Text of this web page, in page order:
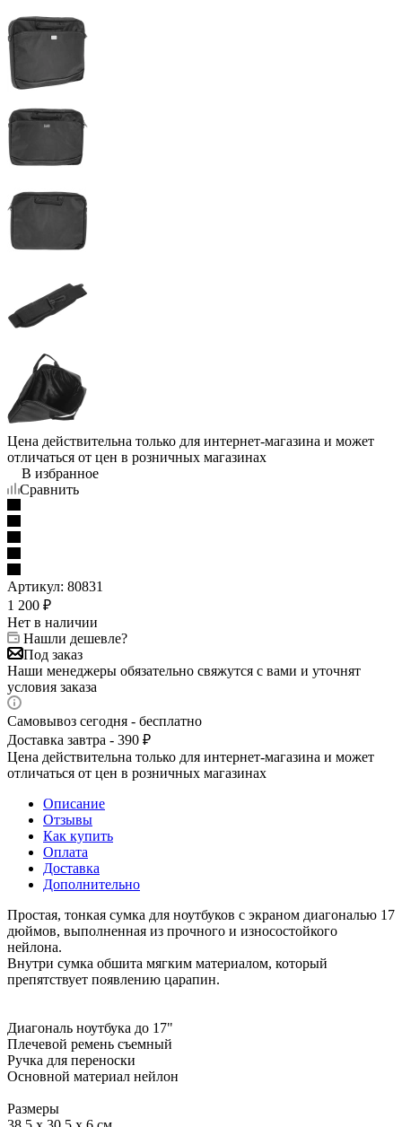
Цена действительна только для интернет-магазина и может
отличаться от цен в розничных магазинах
В избранное
Сравнить
Артикул: 80831
1 200 ₽
Нет в наличии
Нашли дешевле?
Под заказ
Наши менеджеры обязательно свяжутся с вами и уточнят
условия заказа
Самовывоз сегодня - бесплатно
Доставка завтра - 390 ₽
Цена действительна только для интернет-магазина и может
отличаться от цен в розничных магазинах
Описание
Отзывы
Как купить
Оплата
Доставка
Дополнительно
Простая, тонкая сумка для ноутбуков с экраном диагональю 17
дюймов, выполненная из прочного и износостойкого
нейлона.
Внутри сумка обшита мягким материалом, который
препятствует появлению царапин.
Диагональ ноутбука до 17"
Плечевой ремень съемный
Ручка для переноски
Основной материал нейлон
Размеры